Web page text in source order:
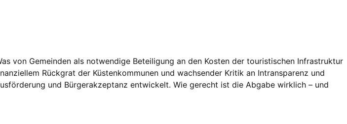
von Gemeinden als notwendige Beteiligung an den Kosten der touristischen Infrastruktur
Rückgrat der Küstenkommunen und wachsender Kritik an Intransparenz und
und Bürgerakzeptanz entwickelt. Wie gerecht ist die Abgabe wirklich – und